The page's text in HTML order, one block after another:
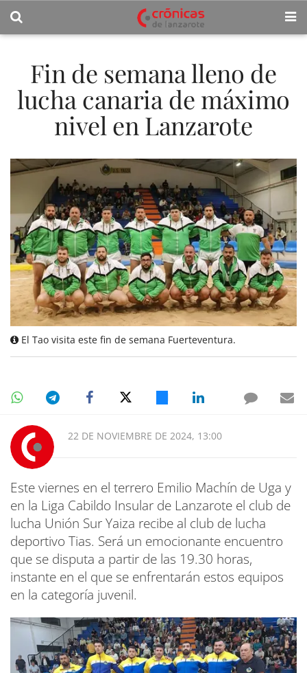
Fin de semana lleno de
lucha canaria de máximo
nivel en Lanzarote
El Tao visita este fin de semana Fuerteventura.
22 DE NOVIEMBRE DE 2024, 13:00
Este viernes en el terrero Emilio Machín de Uga y
en la Liga Cabildo Insular de Lanzarote el club de
lucha Unión Sur Yaiza recibe al club de lucha
deportivo Tias. Será un emocionante encuentro
que se disputa a partir de las 19.30 horas,
instante en el que se enfrentarán estos equipos
en la categoría juvenil.